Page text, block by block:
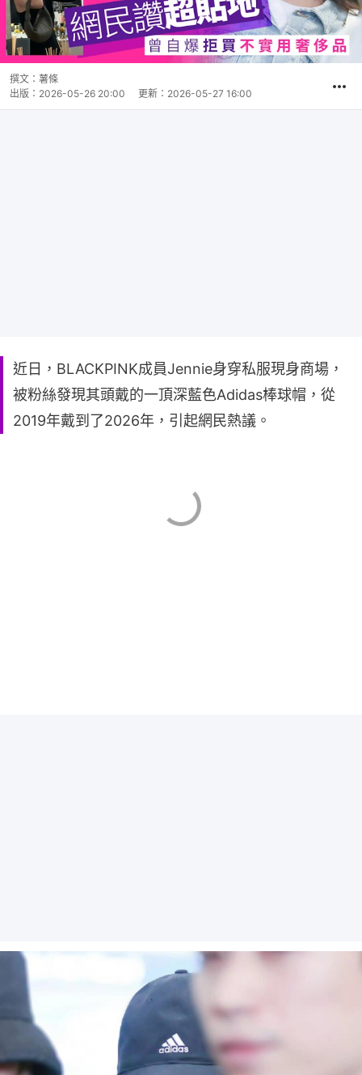
撰文： 薯條
出版： 2026-05-26 20:00 更新： 2026-05-27 16:00
近日，BLACKPINK成員Jennie身穿私服現身商場，
被粉絲發現其頭戴的一頂深藍色Adidas棒球帽，從
2019年戴到了2026年，引起網民熱議。